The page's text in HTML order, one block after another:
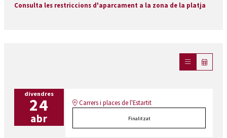
Consulta les restriccions d'aparcament a la zona de la platja
divendres
24
abr
Carrers i places de l'Estartit
Finalitzat